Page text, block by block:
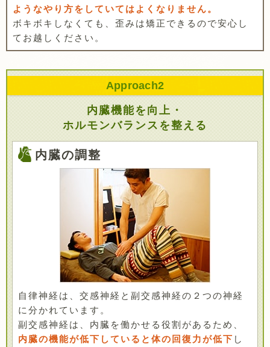
ようなやり方をしていてはよくなりません。
ボキボキしなくても、歪みは矯正できるので安心し
てお越しください。
Approach2
内臓機能を向上・
ホルモンバランスを整える
内臓の調整
自律神経は、交感神経と副交感神経の２つの神経
に分かれています。
副交感神経は、内臓を働かせる役割があるため、
内臓の機能が低下していると体の回復力が低下 し